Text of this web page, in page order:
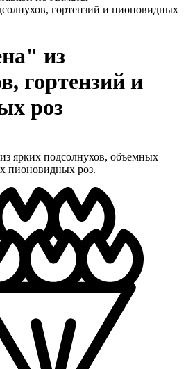
из
гортензий и
роз
ярких подсолнухов, объемных
пионовидных роз.